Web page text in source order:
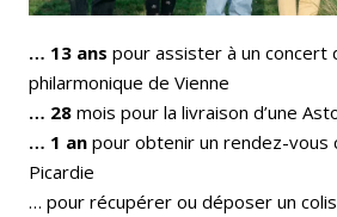
… 13 ans pour assister à un concert
philarmonique de Vienne
… 28 mois pour la livraison d’une
… 1 an pour obtenir un rendez-vous
Picardie
… pour récupérer ou déposer un